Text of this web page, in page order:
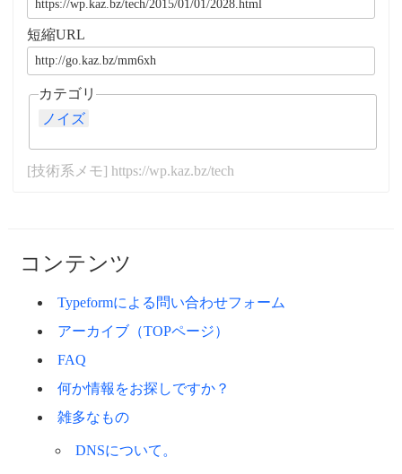
短縮URL
カテゴリ
ノイズ
[技術系メモ] https://wp.kaz.bz/tech
コンテンツ
Typeformによる問い合わせフォーム
アーカイブ（TOPページ）
FAQ
何か情報をお探しですか？
雑多なもの
DNSについて。